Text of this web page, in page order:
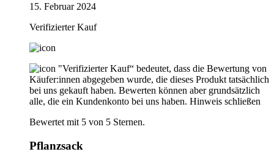
15. Februar 2024
Verifizierter Kauf
"Verifizierter Kauf“ bedeutet, dass die Bewertung von
Käufer:innen abgegeben wurde, die dieses Produkt tatsächlich
bei uns gekauft haben. Bewerten können aber grundsätzlich
alle, die ein Kundenkonto bei uns haben. Hinweis schließen
Bewertet mit 5 von 5 Sternen.
Pflanzsack